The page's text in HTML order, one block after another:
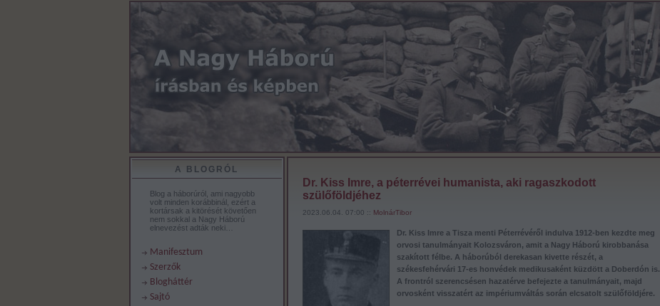
A BLOGRÓL
Blog a háborúról, ami nagyobb
volt minden korábbinál, ezért a
kortársak a kitörését követően
nem sokkal a Nagy Háború
elnevezést adták neki…
Manifesztum
Szerzők
Blogháttér
Sajtó
Dr. Kiss Imre, a péterrévei humanista, aki ragaszkodott
szülőföldjéhez
2023.06.04. 07:00 :: MolnárTibor
Dr. Kiss Imre a Tisza menti Péterrévéről indulva 1912-ben kezdte meg
orvosi tanulmányait Kolozsváron, amit a Nagy Háború kirobbanása
szakított félbe. A háborúból derekasan kivette részét, a
székesfehérvári 17-es honvédek medikusaként küzdött a Doberdón is.
A frontról szerencsésen hazatérve befejezte a tanulmányait, majd
orvosként visszatért az impériumváltás során elcsatolt szülőföldjére.